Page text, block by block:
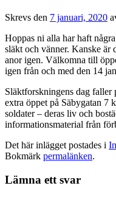
Skrevs den 7 januari, 2020
Hoppas ni alla har haft
släkt och vänner. Kanske är
anor igen. Välkomna till
igen från och med den 14
Släktforskningens dag faller
extra öppet på Säbygatan 7
soldater – deras liv och
informationsmaterial från
Det här inlägget postades i
Bokmärk permalänken.
Lämna ett svar